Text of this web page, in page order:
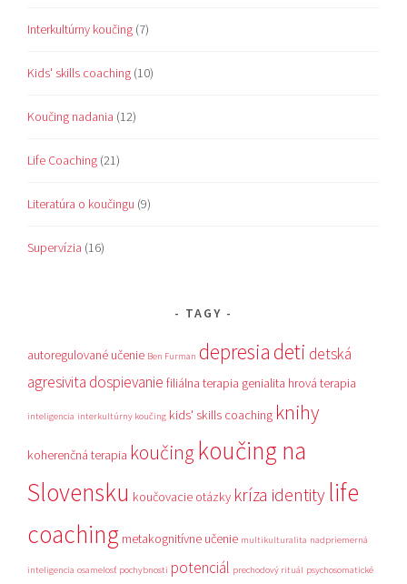
Interkultúrny koučing (7)
Kids' skills coaching (10)
Koučing nadania (12)
Life Coaching (21)
Literatúra o koučingu (9)
Supervízia (16)
TAGY
autoregulované učenie Ben Furman depresiadeti detská
agresivita dospievanie filiálna terapia genialita hrová terapia
inteligencia interkultúrny koučing kids' skills coaching knihy
koherenčná terapia koučing koučing na
Slovensku koučovacie otázky kríza identity life
coaching metakognitívne učenie multikulturalita nadpriemerná
inteligencia osamelosť pochybnosti potenciál prechodový rituál psychosomatické